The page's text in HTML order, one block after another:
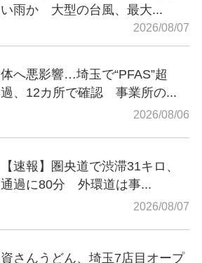
い雨か 大型の台風、最大...
2026/08/07
体へ悪影響…埼玉で“PFAS”超
過、12カ所で確認 事業所の...
2026/08/06
【速報】圏央道で渋滞31キロ、
通過に80分 外環道は事...
2026/08/07
資さんうどん、埼玉7店目オープ